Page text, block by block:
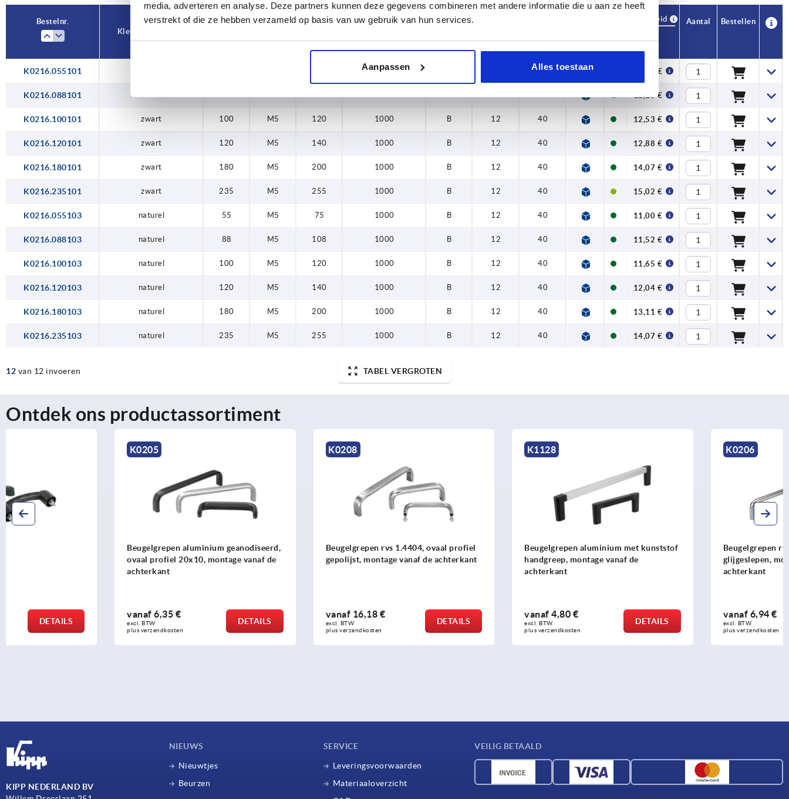
media, adverteren en analyse. Deze partners kunnen deze gegevens combineren met andere informatie die u aan ze heeft
verstrekt of die ze hebben verzameld op basis van uw gebruik van hun services.
Aanpassen Alles toestaan
235
200
255
Bestelnr.
Kleur basislichaam
Beschikbaarheid
Aantal Bestellen
K0216.055101 1000 40 11,69 €
K0216.088101 zwart 88 M5 108 1000 B 12 40 12,25 €
K0216.100101 zwart 100 M5 120 1000 B 12 40 12,53 €
K0216.120101 zwart 120 M5 140 1000 B 12 40 12,88 €
K0216.180101 zwart 180 M5 200 1000 B 12 40 14,07 €
K0216.235101 zwart 235 M5 255 1000 B 12 40 15,02 €
K0216.055103 naturel 55 M5 75 1000 B 12 40 11,00 €
K0216.088103 naturel 88 M5 108 1000 B 12 40 11,52 €
K0216.100103 naturel 100 M5 120 1000 B 12 40 11,65 €
K0216.120103 naturel 120 M5 140 1000 B 12 40 12,04 €
K0216.180103 naturel 180 M5 200 1000 B 12 40 13,11 €
K0216.235103 naturel 235 M5 255 1000 B 12 40 14,07 €
12 van 12 invoeren TABEL VERGROTEN
Ontdek ons productassortiment
Beugelgrepen aluminium geanodiseerd,
ovaal profiel 20x10, montage vanaf de
vanaf
excl. BTW
plus verzendkosten
DETAILS
Beugelgrepen rvs 1.4404, ovaal profiel
gepolijst, montage vanaf de achterkant
vanaf
excl. BTW
plus verzendkosten
DETAILS
Beugelgrepen aluminium met kunststof
handgreep, montage vanaf de
vanaf
excl. BTW
plus verzendkosten
DETAILS
Beugelgrepen rvs 1.4404, rond profiel
glijgeslepen, montage vanaf de
vanaf
excl. BTW
plus verzendkosten
DETAILS
KIPP NEDERLAND BV
NIEUWS
Nieuwtjes
Beurzen
SERVICE
Leveringsvoorwaarden
Materiaaloverzicht
VEILIG BETAALD